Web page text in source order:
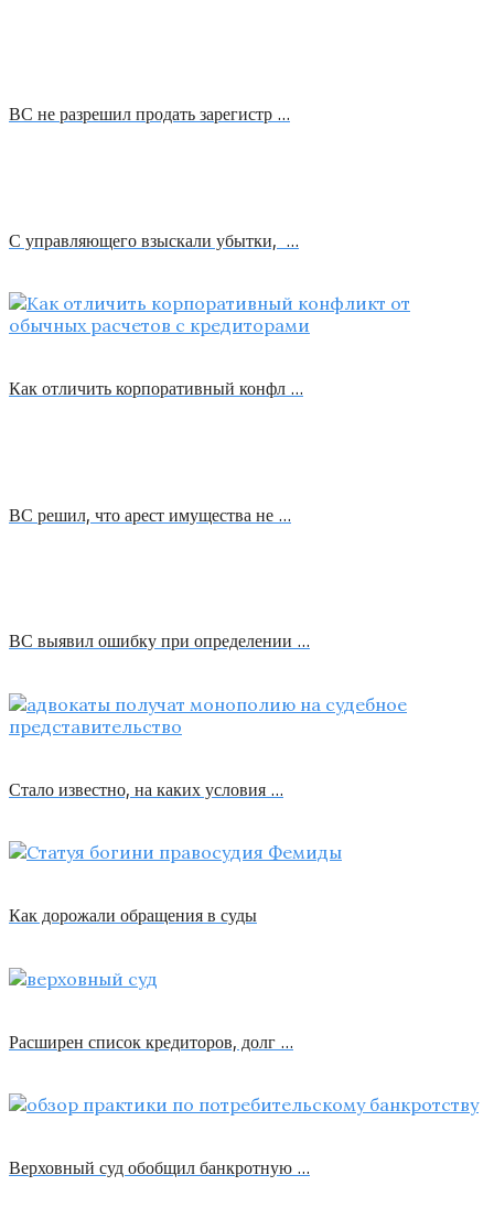
ВС не разрешил продать зарегистр …
С управляющего взыскали убытки, …
Как отличить корпоративный конфл …
ВС решил, что арест имущества не …
ВС выявил ошибку при определении …
Стало известно, на каких условия …
Как дорожали обращения в суды
Расширен список кредиторов, долг …
Верховный суд обобщил банкротную …